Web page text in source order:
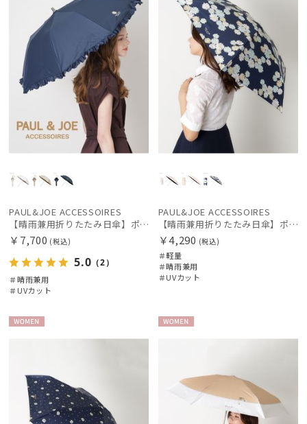
絞り込み
レディース メンズ キッズ
カテゴリー
ブランド
BLUNT
FLO(A)TUS
フロータス
価格の高い
価格の低い
順
人気順
売上点数順
PAUL&JOE ACCESSOIRES
【晴雨兼用折りたたみ日傘】ポール & ジョー (PAUL & JOE ACCESSOIRES) クリザンテームワンポイントフリル 一級遮光99.99% 遮熱 UV 晴雨兼用
￥7,700 (税込)
5.0 （2）
＃晴雨兼用
＃UVカット
PAUL&JOE ACCESSOIRES
【晴雨兼用折りたたみ日傘】ポール & ジョー (PAUL & JOE ACCESSOIRES) クリザンテーム コンパクトミニ 一級遮光99.99% 遮熱 簡単開閉 UV 晴雨兼用
￥4,290 (税込)
＃軽量
＃晴雨兼用
＃UVカット